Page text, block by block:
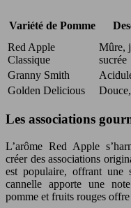
Variété de Pomme
Red Apple
Classique
Mûre,
sucrée
Granny Smith
Golden Delicious
Les associations
L’arôme Red Apple
créer des associations
est populaire, offrant une
cannelle apporte une
pomme et fruits rouges